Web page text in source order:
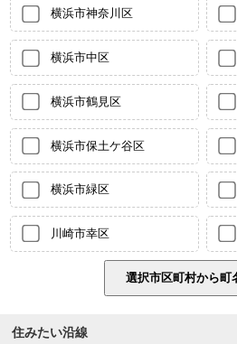
横浜市神奈川区
横浜市中区
横浜市鶴見区
横浜市保土ケ谷区
横浜市緑区
川崎市幸区
住みたい沿線